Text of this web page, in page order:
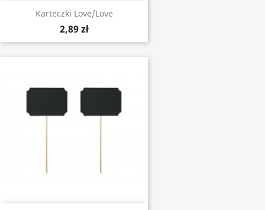
Karteczki Love/Love
2,89 zł